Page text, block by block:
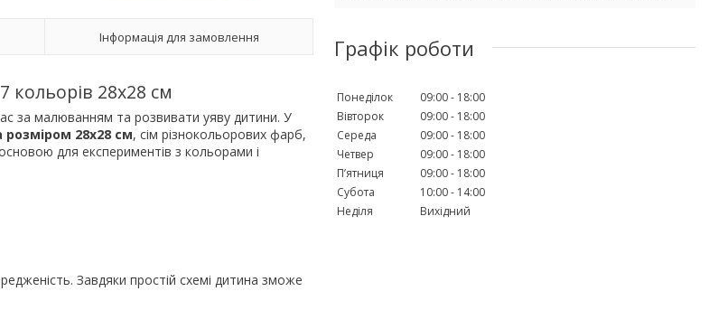
Інформація для замовлення
кольорів 28х28 см
за малюванням та розвивати уяву дитини. У
розміром 28х28 см, сім різнокольорових фарб,
для експериментів з кольорами і
Завдяки простій схемі дитина зможе
Графік роботи
Понеділок 09:00
18:00
Вівторок
09:00
18:00
Середа
09:00
18:00
Четвер
09:00
18:00
Пʼятниця
09:00
18:00
Субота
10:00
14:00
Неділя
Вихідний